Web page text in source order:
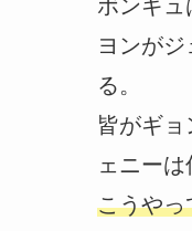
ボンギ
ヨンが
る。
皆がギ
ェニー
こうやっ